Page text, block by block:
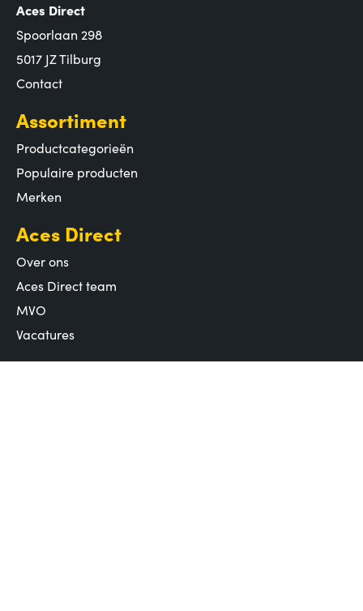
Aces Direct
Spoorlaan 298
5017 JZ Tilburg
Contact
Assortiment
Productcategorieën
Populaire producten
Merken
Aces Direct
Over ons
Aces Direct team
MVO
Vacatures